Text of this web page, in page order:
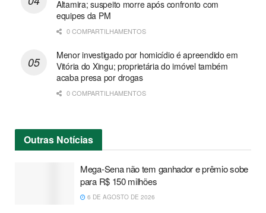
Altamira; suspeito morre após confronto com
equipes da PM
0 COMPARTILHAMENTOS
Menor investigado por homicídio é apreendido em
Vitória do Xingu; proprietária do imóvel também
acaba presa por drogas
0 COMPARTILHAMENTOS
Outras Notícias
Mega-Sena não tem ganhador e prêmio sobe
para R$ 150 milhões
6 DE AGOSTO DE 2026